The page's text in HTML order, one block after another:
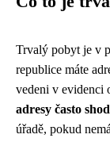
Trvalý pobyt je v
republice máte
vedeni v evidenci
adresy často
úřadě, pokud